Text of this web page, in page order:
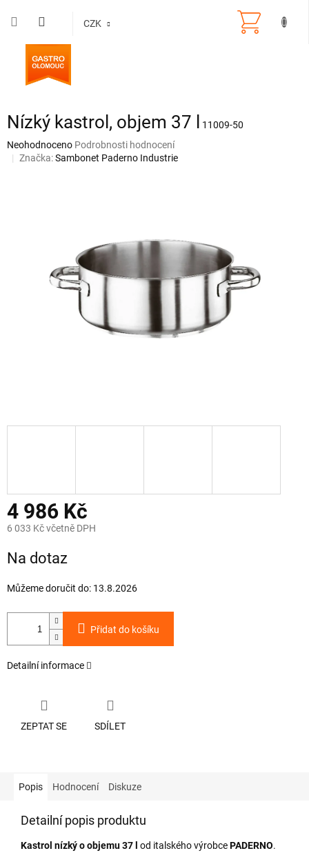
CZK
Nízký kastrol, objem 37 l
11009-50
Průměrné
hodnocení
Neohodnoceno Podrobnosti hodnocení
Značka:Sambonet Paderno Industrie
4 986 Kč
6 033 Kč včetně DPH
cena:
Na dotaz
Můžeme doručit do: 13.8.2026
Přidat do košíku
Detailní informace
ZEPTAT SE SDÍLET
Popis Hodnocení Diskuze
Detailní popis produktu
Kastrol nízký o objemu 37 l od italského výrobcePADERNO.